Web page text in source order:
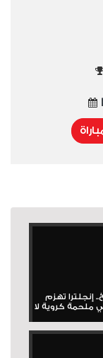
إنجلترا تهزم
6-4 في ملحمة كروية لا